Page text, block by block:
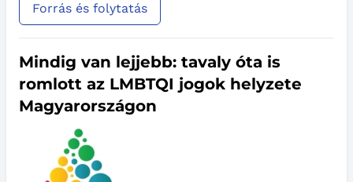
Forrás és folytatás
Mindig van lejjebb: tavaly óta is
romlott az LMBTQI jogok helyzete
Magyarországon